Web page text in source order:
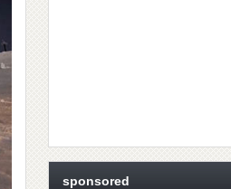
sponsored